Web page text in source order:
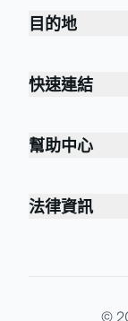
目的地
快速連結
幫助中心
法律資訊
©